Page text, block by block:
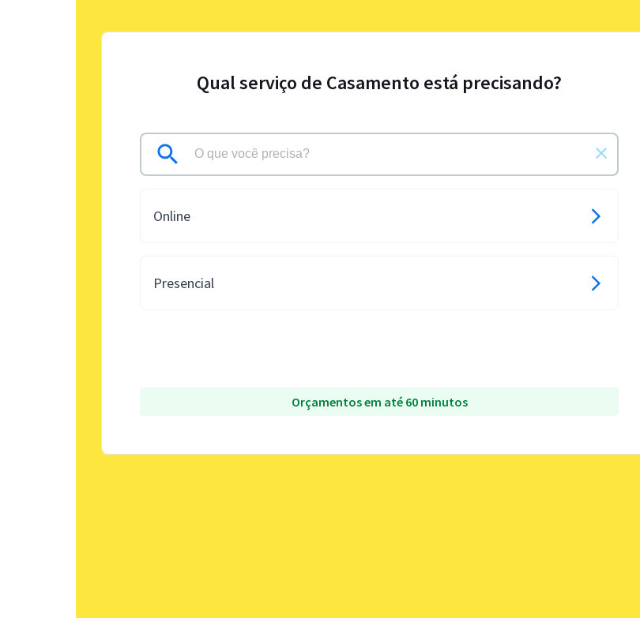
Qual serviço de Casamento está precisando?
Online
Presencial
Orçamentos em até 60 minutos